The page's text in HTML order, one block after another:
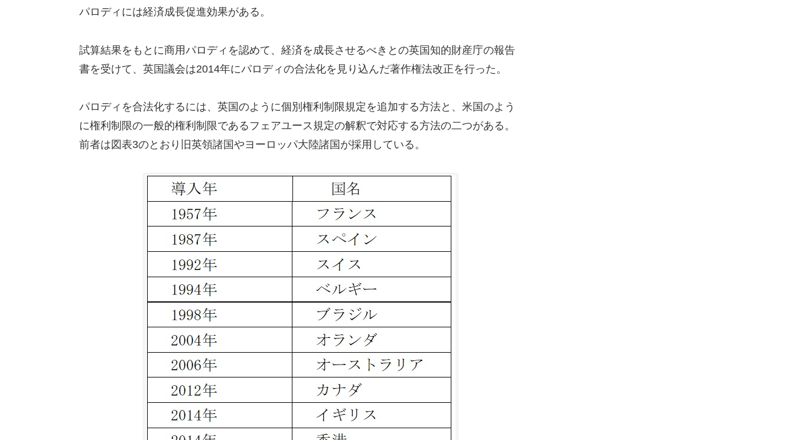
パロディには経済成長促進効果がある。
試算結果をもとに商用パロディを認めて、経済を成長させるべきとの英国知的財産庁の報告
書を受けて、英国議会は2014年にパロディの合法化を見り込んだ著作権法改正を行った。
パロディを合法化するには、英国のように個別権利制限規定を追加する方法と、米国のよう
に権利制限の一般的権利制限であるフェアユース規定の解釈で対応する方法の二つがある。
前者は図表3のとおり旧英領諸国やヨーロッパ大陸諸国が採用している。